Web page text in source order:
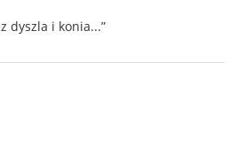
dyszla i konia...”